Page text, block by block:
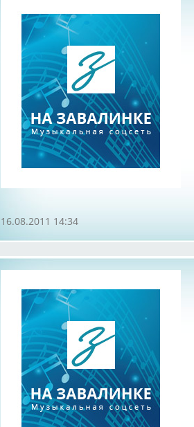
16.08.2011 14:34